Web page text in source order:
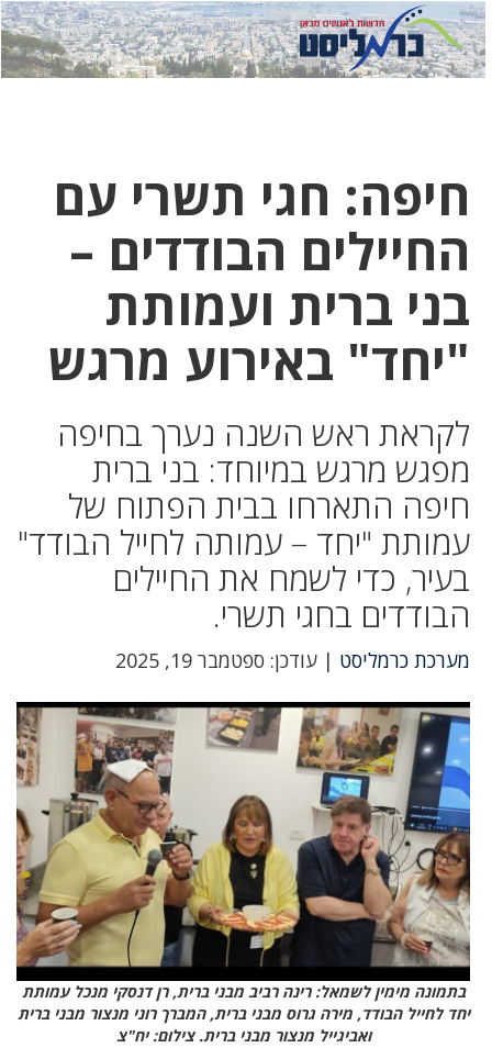
לחץ
כאן
לחץ
כדי
חיפה: חגי תשרי עם
החיילים הבודדים –
בני ברית ועמותת
"יחד" באירוע מרגש
לקראת ראש השנה נערך בחיפה
מפגש מרגש במיוחד: בני ברית
חיפה התארחו בבית הפתוח של
עמותת "יחד – עמותה לחייל הבודד"
בעיר, כדי לשמח את החיילים
הבודדים בחגי תשרי.
מערכת כרמליסט | עודכן: ספטמבר 19, 2025
בתמונה מימין לשמאל: רינה רביב מבני ברית, רן דנסקי מנכל עמותת
יחד לחייל הבודד, מירה גרוס מבני ברית, המברך רוני מנצור מבני ברית
ואביגייל מנצור מבני ברית. צילום: יח"צ